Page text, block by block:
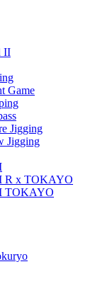
II
Game
Jigging
Jigging
R x TOKAYO
TOKAYO